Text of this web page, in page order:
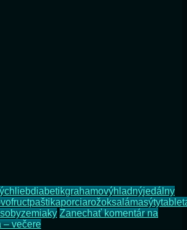
chliebdiabetikgrahamovýhladnýjedálny
paštikaporciarožoksalámasýty
zemiaky Zanechať komentárna
– večere